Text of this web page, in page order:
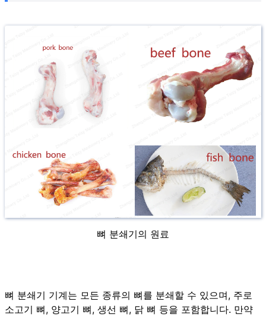
뼈 분쇄기의 원료
뼈 분쇄기 기계는 모든 종류의 뼈를 분쇄할 수 있으며, 주로
소고기 뼈, 양고기 뼈, 생선 뼈, 닭 뼈 등을 포함합니다. 만약